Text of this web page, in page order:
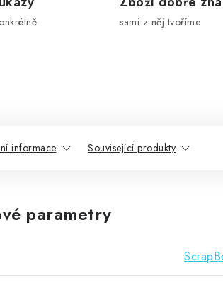
sami z něj tvoříme
informace Související produkty
parametry